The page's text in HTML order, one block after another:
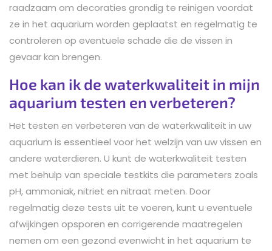
raadzaam om decoraties grondig te reinigen voordat
ze in het aquarium worden geplaatst en regelmatig te
controleren op eventuele schade die de vissen in
gevaar kan brengen.
Hoe kan ik de waterkwaliteit in mijn
aquarium testen en verbeteren?
Het testen en verbeteren van de waterkwaliteit in uw
aquarium is essentieel voor het welzijn van uw vissen en
andere waterdieren. U kunt de waterkwaliteit testen
met behulp van speciale testkits die parameters zoals
pH, ammoniak, nitriet en nitraat meten. Door
regelmatig deze tests uit te voeren, kunt u eventuele
afwijkingen opsporen en corrigerende maatregelen
nemen om een gezond evenwicht in het aquarium te